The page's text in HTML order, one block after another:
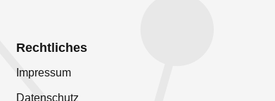
Rechtliches
Impressum
Datenschutz